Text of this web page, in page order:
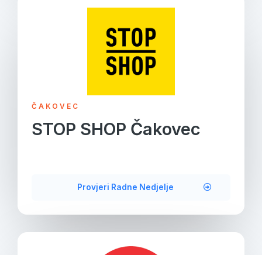
ČAKOVEC
STOP SHOP Čakovec
Provjeri Radne Nedjelje